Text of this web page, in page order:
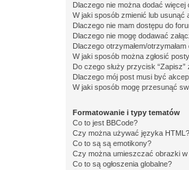
Dlaczego nie można dodać więcej
W jaki sposób zmienić lub usunąć
Dlaczego nie mam dostępu do
Dlaczego nie mogę dodawać
Dlaczego otrzymałem/
W jaki sposób można zgłosić
Do czego służy przycisk
Dlaczego mój post musi być
W jaki sposób mogę przesunąć
Formatowanie i typy tematów
Co to jest BBCode?
Czy można używać języka HTML?
Co to są są emotikony?
Czy można umieszczać obrazki w
Co to są ogłoszenia globalne?